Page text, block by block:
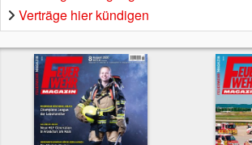
Verträge hier kündigen